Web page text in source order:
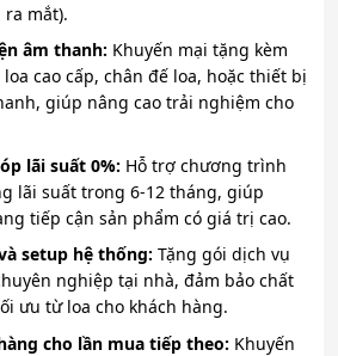
ra mắt).
âm thanh: Khuyến mại tặng kèm
cao cấp, chân đế loa, hoặc thiết bị
giúp nâng cao trải nghiệm cho
lãi suất 0%: Hỗ trợ chương trình
lãi suất trong 6-12 tháng, giúp
tiếp cận sản phẩm có giá trị cao.
setup hệ thống: Tặng gói dịch vụ
nghiệp tại nhà, đảm bảo chất
ưu từ loa cho khách hàng.
cho lần mua tiếp theo: Khuyến